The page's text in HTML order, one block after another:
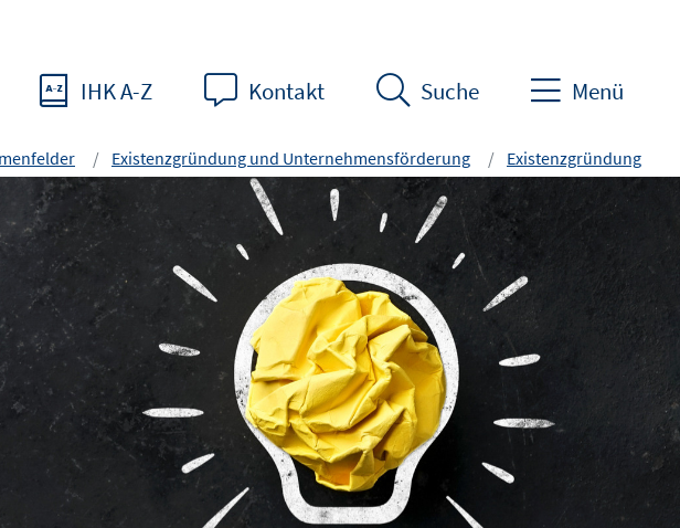
IHK A-Z Kontakt Suche Menü
Existenzgründung und Unternehmensförderung Existenzgründung